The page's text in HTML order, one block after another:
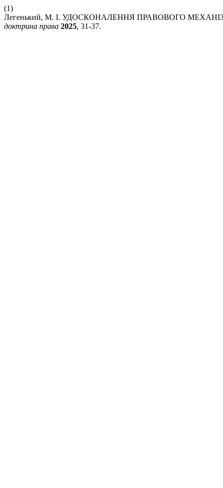
(1)
Легенький, М. І. УДОСКОНАЛЕННЯ ПРАВОВОГО
доктрина права 2025, 31-37.